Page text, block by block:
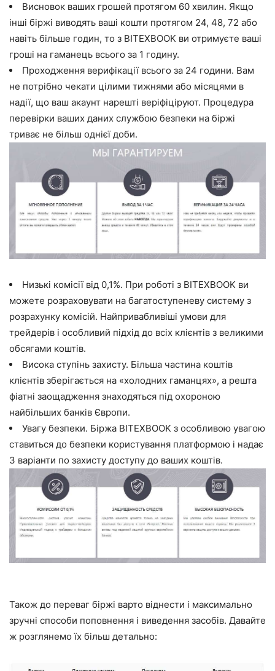
Висновок ваших грошей протягом 60 хвилин. Якщо
інші біржі виводять ваші кошти протягом 24, 48, 72 або
навіть більше годин, то з BITEXBOOK ви отримуєте ваші
гроші на гаманець всього за 1 годину.
Проходження верифікації всього за 24 години. Вам
не потрібно чекати цілими тижнями або місяцями в
надії, що ваш акаунт нарешті веріфіціруют. Процедура
перевірки ваших даних службою безпеки на біржі
триває не більш однієї доби.
Низькі комісії від 0,1%. При роботі з BITEXBOOK ви
можете розраховувати на багатоступеневу систему з
розрахунку комісій. Найпривабливіші умови для
трейдерів і особливий підхід до всіх клієнтів з великими
обсягами коштів.
Висока ступінь захисту. Більша частина коштів
клієнтів зберігається на «холодних гаманцях», а решта
фіатні заощадження знаходяться під охороною
найбільших банків Європи.
Увагу безпеки. Біржа BITEXBOOK з особливою увагою
ставиться до безпеки користування платформою і надає
3 варіанти по захисту доступу до ваших коштів.
Також до переваг біржі варто віднести і максимально
зручні способи поповнення і виведення засобів. Давайте
ж розглянемо їх більш детально: